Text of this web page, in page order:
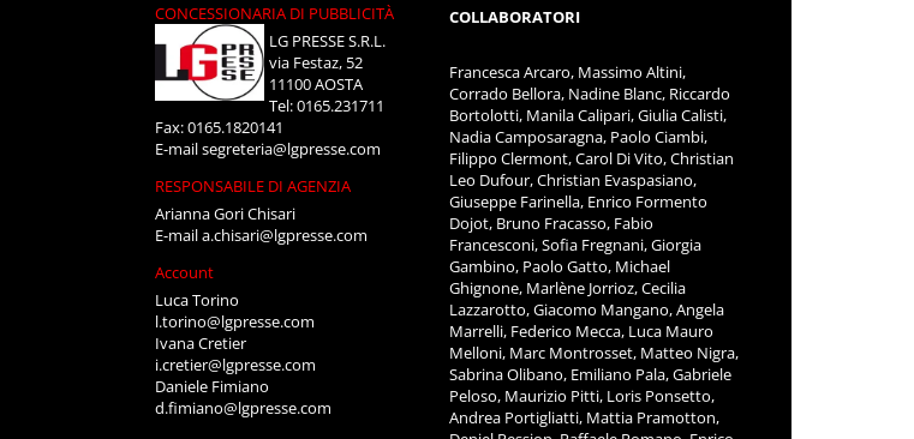
CONCESSIONARIA DI PUBBLICITÀ
LG PRESSE S.R.L.
via Festaz, 52
11100 AOSTA
Tel: 0165.231711
Fax: 0165.1820141
E-mailsegreteria@lgpresse.com
RESPONSABILE DI AGENZIA
Arianna Gori Chisari
E-maila.chisari@lgpresse.com
Account
Luca Torino
l.torino@lgpresse.com
Ivana Cretier
i.cretier@lgpresse.com
Daniele Fimiano
d.fimiano@lgpresse.com
COLLABORATORI
Francesca Arcaro, Massimo Altini,
Corrado Bellora, Nadine Blanc, Riccardo
Bortolotti, Manila Calipari, Giulia Calisti,
Nadia Camposaragna, Paolo Ciambi,
Filippo Clermont, Carol Di Vito, Christian
Leo Dufour, Christian Evaspasiano,
Giuseppe Farinella, Enrico Formento
Dojot, Bruno Fracasso, Fabio
Francesconi, Sofia Fregnani, Giorgia
Gambino, Paolo Gatto, Michael
Ghignone, Marlène Jorrioz, Cecilia
Lazzarotto, Giacomo Mangano, Angela
Marrelli, Federico Mecca, Luca Mauro
Melloni, Marc Montrosset, Matteo Nigra,
Sabrina Olibano, Emiliano Pala, Gabriele
Peloso, Maurizio Pitti, Loris Ponsetto,
Andrea Portigliatti, Mattia Pramotton,